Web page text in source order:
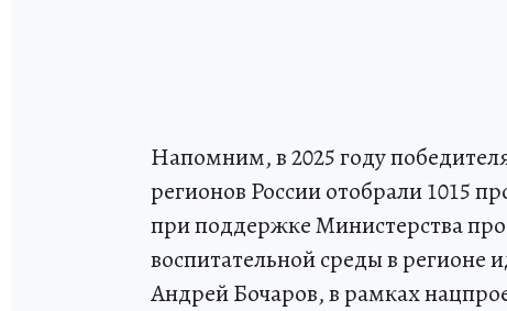
Напомним, в 2025 году
регионов России отобрали 1015
при поддержке Министерства
воспитательной среды в регионе
Андрей Бочаров, в рамках